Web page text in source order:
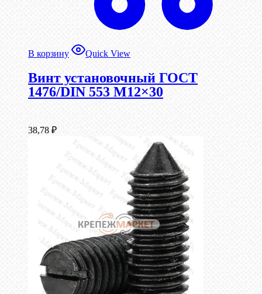
В корзину Quick View
Винт установочный ГОСТ
1476/DIN 553 М12×30
38,78 ₽